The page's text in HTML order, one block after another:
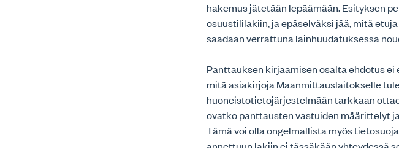
hakemus jätetään lepäämään. Esityksen
osuustililakiin, ja epäselväksi jää, mitä
saadaan verrattuna lainhuudatuksessa
Panttauksen kirjaamisen osalta ehdotus
mitä asiakirjoja Maanmittauslaitokselle
huoneistotietojärjestelmään tarkkaan
ovatko panttausten vastuiden määrittelyt
Tämä voi olla ongelmallista myös